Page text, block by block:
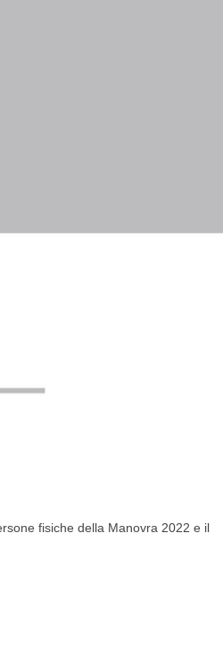
fisiche della Manovra 2022 e il